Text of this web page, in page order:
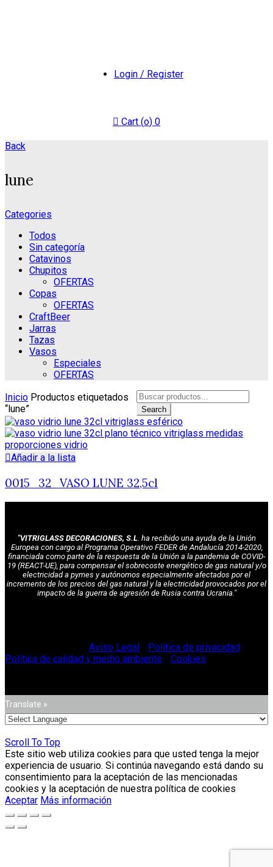
Login / Register
Cart (o) 0
Back
lune
Categories
Todos
Sin categoría
Catavinos
Chupitos
OFERTAS
Copas
OFERTAS
CraftBeer
Jarras
Tazas
Vasos
Especiales
OFERTAS
Inicio Productos etiquetados
“lune”
Search
for:
Search
Añadir a la lista
0015_32_VASO LUNE 32,5cl
"VITRIGLASS DECORACIONES, S.L . ha recibido una ayuda de la Unión
Europea con cargo al Programa Operativo FEDER de Andalucía 2014-2020,
financiada como parte de la respuesta de la Unión a la pandemia de COVID-
19 (REACT-UE), para compensar el sobrecoste energético de gas natural y/o
electricidad a pymes y autónomos especialmente afectados por el
incremento de los precios del gas natural y la electricidad provocados por el
impacto de la guerra de agresión de Rusia contra Ucrania."
Aviso Legal Política de privacidad
Política de calidad y medio ambiente
Cookies
Translate »
Scroll To Top
Este sitio web utiliza cookies para que usted tenga la mejor
experiencia de usuario. Si continúa navegando está dando su
consentimiento para la aceptación de las mencionadas
cookies y la aceptación de nuestra política de cookies
Aceptar Más información